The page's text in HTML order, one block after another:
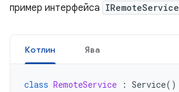
пример интерфейса IRemoteService
Котлин Ява
class RemoteService : Service()